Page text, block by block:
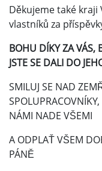
Děkujeme také
vlastníků za
BOHU DÍKY ZA VÁS,
JSTE SE DALI DO
SMILUJ SE NAD
NÁMI NADE VŠEMI
A ODPLAŤ VŠEM
PÁNĚ